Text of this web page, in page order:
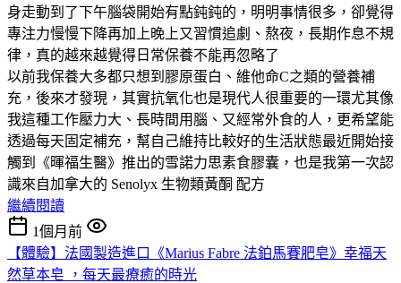
身走動到了下午腦袋開始有點鈍鈍的，明明事情很多，卻覺得
專注力慢慢下降再加上晚上又習慣追劇、熬夜，長期作息不規
律，真的越來越覺得日常保養不能再忽略了
以前我保養大多都只想到膠原蛋白、維他命C之類的營養補
充，後來才發現，其實抗氧化也是現代人很重要的一環尤其像
我這種工作壓力大、長時間用腦、又經常外食的人，更希望能
透過每天固定補充，幫自己維持比較好的生活狀態最近開始接
觸到《暉福生醫》推出的雪諾力思素食膠囊，也是我第一次認
識來自加拿大的 Senolyx 生物類黃酮 配方
繼續閱讀
1個月前
【體驗】法國製造進口《Marius Fabre 法鉑馬賽肥皂》幸福天
然草本皂 ，每天最療癒的時光